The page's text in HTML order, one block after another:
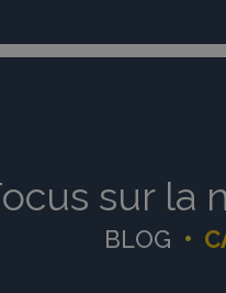
sur la
BLOG •